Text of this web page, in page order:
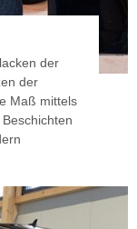
der
der
Maß mittels